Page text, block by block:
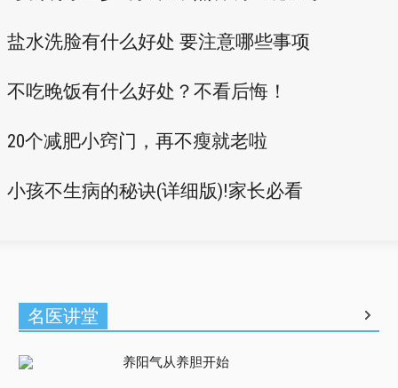
盐水洗脸有什么好处 要注意哪些事项
不吃晚饭有什么好处？不看后悔！
20个减肥小窍门，再不瘦就老啦
小孩不生病的秘诀(详细版)!家长必看
名医讲堂
养阳气从养胆开始